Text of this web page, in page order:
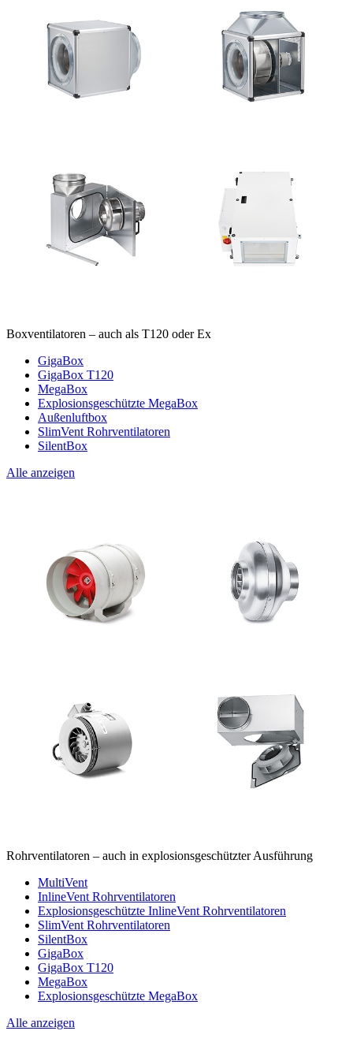
Boxventilatoren – auch als T120 oder Ex
GigaBox
GigaBox T120
MegaBox
Explosionsgeschützte MegaBox
Außenluftbox
SlimVent Rohrventilatoren
SilentBox
Alle anzeigen
Rohrventilatoren – auch in explosionsgeschützter Ausführung
MultiVent
InlineVent Rohrventilatoren
Explosionsgeschützte InlineVent Rohrventilatoren
SlimVent Rohrventilatoren
SilentBox
GigaBox
GigaBox T120
MegaBox
Explosionsgeschützte MegaBox
Alle anzeigen